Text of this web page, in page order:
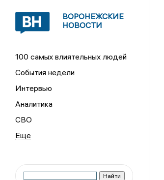
ВОРОНЕЖСКИЕ
НОВОСТИ
100 самых влиятельных людей
События недели
Интервью
Аналитика
СВО